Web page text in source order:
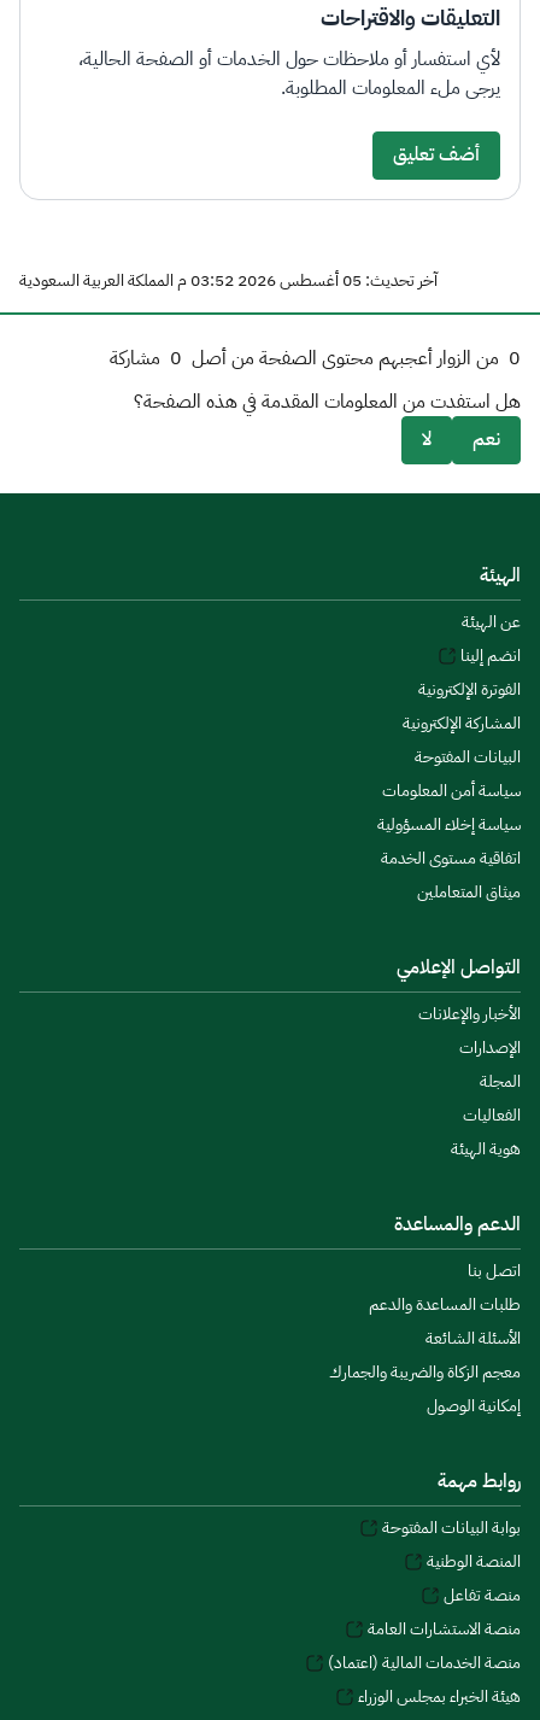
التعليقات والاقتراحات
لأي استفسار أو ملاحظات حول الخدمات أو الصفحة الحالية،
يرجى ملء المعلومات المطلوبة.
أضف تعليق
آخر تحديث: 05 أغسطس 2026 03:52 م المملكة العربية السعودية
0 من الزوار أعجبهم محتوى الصفحة من أصل 0 مشاركة
هل استفدت من المعلومات المقدمة في هذه الصفحة؟
نعم
لا
الهيئة
عن الهيئة
انضم إلينا
الفوترة الإلكترونية
المشاركة الإلكترونية
البيانات المفتوحة
سياسة أمن المعلومات
سياسة إخلاء المسؤولية
اتفاقية مستوى الخدمة
ميثاق المتعاملين
التواصل الإعلامي
الأخبار والإعلانات
الإصدارات
المجلة
الفعاليات
هوية الهيئة
الدعم والمساعدة
اتصل بنا
طلبات المساعدة والدعم
الأسئلة الشائعة
معجم الزكاة والضريبة والجمارك
إمكانية الوصول
روابط مهمة
بوابة البيانات المفتوحة
المنصة الوطنية
منصة تفاعل
منصة الاستشارات العامة
منصة الخدمات المالية (اعتماد)
هيئة الخبراء بمجلس الوزراء